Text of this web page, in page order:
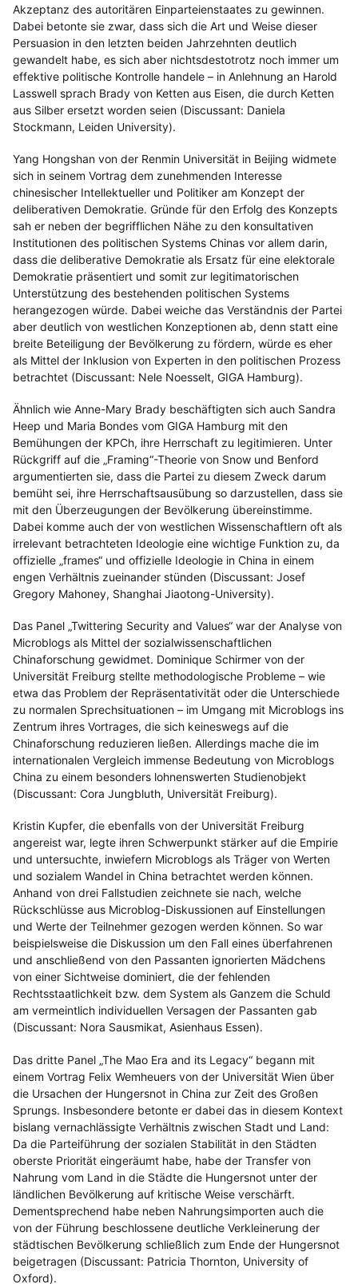
Akzeptanz des autoritären Einparteienstaates zu gewinnen.
Dabei betonte sie zwar, dass sich die Art und Weise dieser
Persuasion in den letzten beiden Jahrzehnten deutlich
gewandelt habe, es sich aber nichtsdestotrotz noch immer um
effektive politische Kontrolle handele – in Anlehnung an Harold
Lasswell sprach Brady von Ketten aus Eisen, die durch Ketten
aus Silber ersetzt worden seien (Discussant: Daniela
Stockmann, Leiden University).
Yang Hongshan von der Renmin Universität in Beijing widmete
sich in seinem Vortrag dem zunehmenden Interesse
chinesischer Intellektueller und Politiker am Konzept der
deliberativen Demokratie. Gründe für den Erfolg des Konzepts
sah er neben der begrifflichen Nähe zu den konsultativen
Institutionen des politischen Systems Chinas vor allem darin,
dass die deliberative Demokratie als Ersatz für eine elektorale
Demokratie präsentiert und somit zur legitimatorischen
Unterstützung des bestehenden politischen Systems
herangezogen würde. Dabei weiche das Verständnis der Partei
aber deutlich von westlichen Konzeptionen ab, denn statt eine
breite Beteiligung der Bevölkerung zu fördern, würde es eher
als Mittel der Inklusion von Experten in den politischen Prozess
betrachtet (Discussant: Nele Noesselt, GIGA Hamburg).
Ähnlich wie Anne-Mary Brady beschäftigten sich auch Sandra
Heep und Maria Bondes vom GIGA Hamburg mit den
Bemühungen der KPCh, ihre Herrschaft zu legitimieren. Unter
Rückgriff auf die „Framing“-Theorie von Snow und Benford
argumentierten sie, dass die Partei zu diesem Zweck darum
bemüht sei, ihre Herrschaftsausübung so darzustellen, dass sie
mit den Überzeugungen der Bevölkerung übereinstimme.
Dabei komme auch der von westlichen Wissenschaftlern oft als
irrelevant betrachteten Ideologie eine wichtige Funktion zu, da
offizielle „frames“ und offizielle Ideologie in China in einem
engen Verhältnis zueinander stünden (Discussant: Josef
Gregory Mahoney, Shanghai Jiaotong-University).
Das Panel „Twittering Security and Values“ war der Analyse von
Microblogs als Mittel der sozialwissenschaftlichen
Chinaforschung gewidmet. Dominique Schirmer von der
Universität Freiburg stellte methodologische Probleme – wie
etwa das Problem der Repräsentativität oder die Unterschiede
zu normalen Sprechsituationen – im Umgang mit Microblogs ins
Zentrum ihres Vortrages, die sich keineswegs auf die
Chinaforschung reduzieren ließen. Allerdings mache die im
internationalen Vergleich immense Bedeutung von Microblogs
China zu einem besonders lohnenswerten Studienobjekt
(Discussant: Cora Jungbluth, Universität Freiburg).
Kristin Kupfer, die ebenfalls von der Universität Freiburg
angereist war, legte ihren Schwerpunkt stärker auf die Empirie
und untersuchte, inwiefern Microblogs als Träger von Werten
und sozialem Wandel in China betrachtet werden können.
Anhand von drei Fallstudien zeichnete sie nach, welche
Rückschlüsse aus Microblog-Diskussionen auf Einstellungen
und Werte der Teilnehmer gezogen werden können. So war
beispielsweise die Diskussion um den Fall eines überfahrenen
und anschließend von den Passanten ignorierten Mädchens
von einer Sichtweise dominiert, die der fehlenden
Rechtsstaatlichkeit bzw. dem System als Ganzem die Schuld
am vermeintlich individuellen Versagen der Passanten gab
(Discussant: Nora Sausmikat, Asienhaus Essen).
Das dritte Panel „The Mao Era and its Legacy“ begann mit
einem Vortrag Felix Wemheuers von der Universität Wien über
die Ursachen der Hungersnot in China zur Zeit des Großen
Sprungs. Insbesondere betonte er dabei das in diesem Kontext
bislang vernachlässigte Verhältnis zwischen Stadt und Land:
Da die Parteiführung der sozialen Stabilität in den Städten
oberste Priorität eingeräumt habe, habe der Transfer von
Nahrung vom Land in die Städte die Hungersnot unter der
ländlichen Bevölkerung auf kritische Weise verschärft.
Dementsprechend habe neben Nahrungsimporten auch die
von der Führung beschlossene deutliche Verkleinerung der
städtischen Bevölkerung schließlich zum Ende der Hungersnot
beigetragen (Discussant: Patricia Thornton, University of
Oxford).